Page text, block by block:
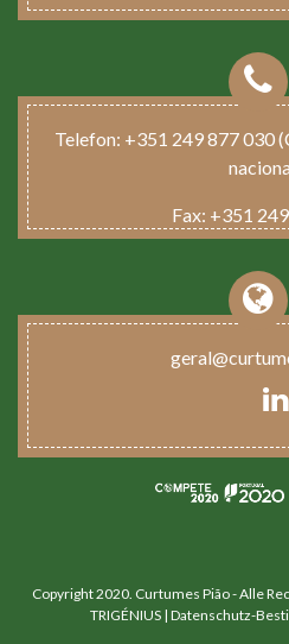
Telefon: +351 249 877 030
Fax: +351
Copyright 2020. Curtumes Pião - Alle
TRIGÉNIUS | Datenschutz-